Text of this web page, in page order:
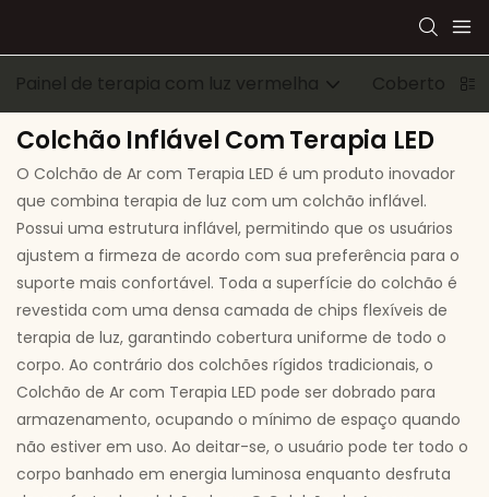
Painel de terapia com luz vermelha Cobertor de
Colchão Inflável Com Terapia LED
O Colchão de Ar com Terapia LED é um produto inovador
que combina terapia de luz com um colchão inflável.
Possui uma estrutura inflável, permitindo que os usuários
ajustem a firmeza de acordo com sua preferência para o
suporte mais confortável. Toda a superfície do colchão é
revestida com uma densa camada de chips flexíveis de
terapia de luz, garantindo cobertura uniforme de todo o
corpo. Ao contrário dos colchões rígidos tradicionais, o
Colchão de Ar com Terapia LED pode ser dobrado para
armazenamento, ocupando o mínimo de espaço quando
não estiver em uso. Ao deitar-se, o usuário pode ter todo o
corpo banhado em energia luminosa enquanto desfruta